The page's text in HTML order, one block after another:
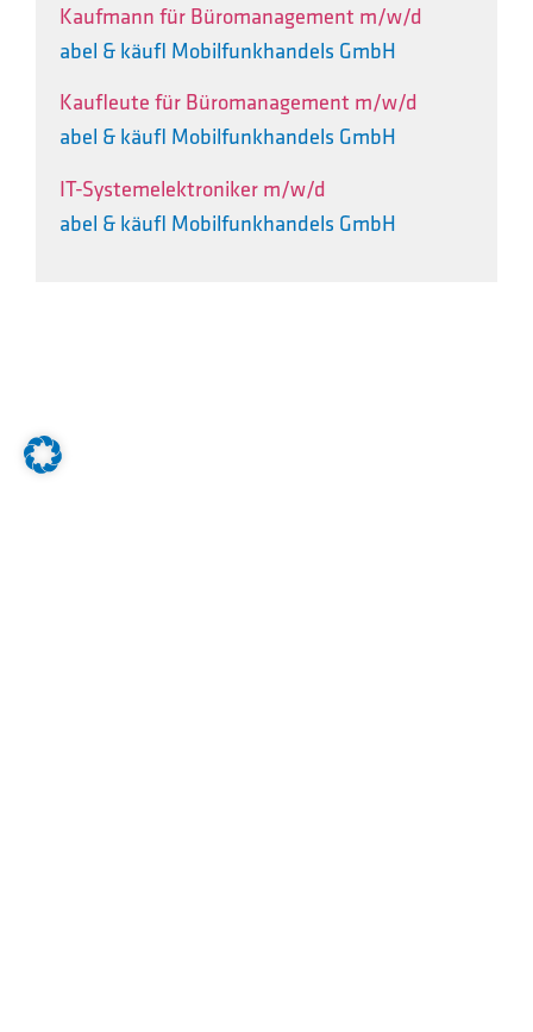
Kaufmann für Büromanagement m/w/d
abel & käufl Mobilfunkhandels GmbH
Kaufleute für Büromanagement m/w/d
abel & käufl Mobilfunkhandels GmbH
IT-Systemelektroniker m/w/d
abel & käufl Mobilfunkhandels GmbH